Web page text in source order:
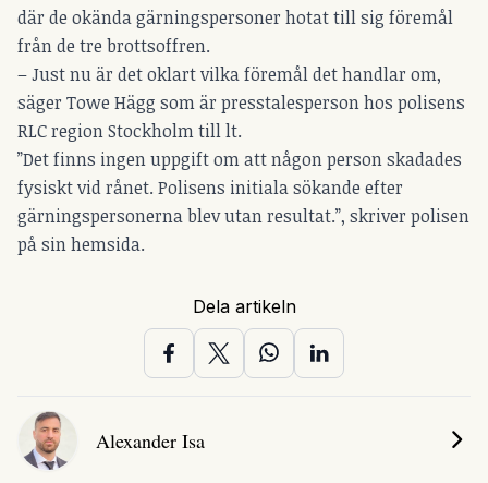
där de okända gärningspersoner hotat till sig föremål
från de tre brottsoffren.
– Just nu är det oklart vilka föremål det handlar om,
säger Towe Hägg som är presstalesperson hos polisens
RLC region Stockholm till lt.
”Det finns ingen uppgift om att någon person skadades
fysiskt vid rånet. Polisens initiala sökande efter
gärningspersonerna blev utan resultat.”, skriver polisen
på sin hemsida.
Dela artikeln
Alexander Isa